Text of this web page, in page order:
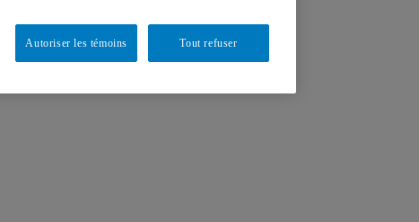
Tout refuser
Autoriser les témoins